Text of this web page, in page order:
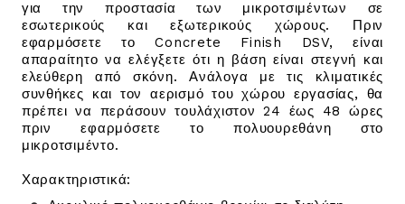
για την προστασία των μικροτσιμέντων σε
εσωτερικούς και εξωτερικούς χώρους. Πριν
εφαρμόσετε το Concrete Finish DSV, είναι
απαραίτητο να ελέγξετε ότι η βάση είναι στεγνή και
ελεύθερη από σκόνη. Ανάλογα με τις κλιματικές
συνθήκες και τον αερισμό του χώρου εργασίας, θα
πρέπει να περάσουν τουλάχιστον 24 έως 48 ώρες
πριν εφαρμόσετε το πολυουρεθάνη στο
μικροτσιμέντο.
Χαρακτηριστικά: